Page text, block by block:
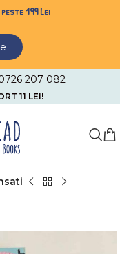
199 Lei
207 082
11 LEI!